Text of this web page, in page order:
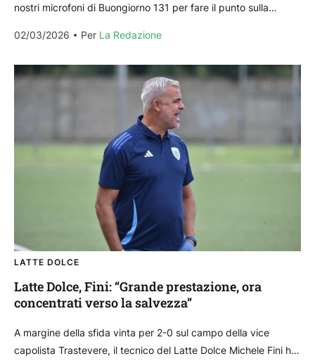
nostri microfoni di Buongiorno 131 per fare il punto sulla
02/03/2026
Per La Redazione
LATTE DOLCE
Latte Dolce, Fini: “Grande prestazione, ora
concentrati verso la salvezza”
A margine della sfida vinta per 2-0 sul campo della vice
capolista Trastevere, il tecnico del Latte Dolce Michele Fini ha